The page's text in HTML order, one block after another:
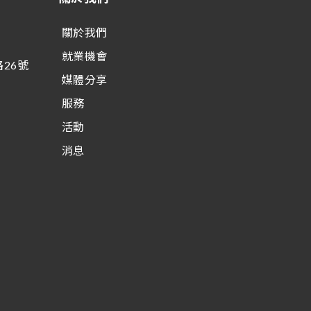
26號
關於我們
就業機會
媒體分享
服務
活動
消息